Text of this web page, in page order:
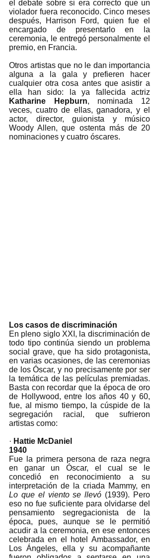
el debate sobre si era correcto que un
violador fuera reconocido. Cinco meses
después, Harrison Ford, quien fue el
encargado de presentarlo en la
ceremonia, le entregó personalmente el
premio, en Francia.
Otros artistas que no le dan importancia
alguna a la gala y prefieren hacer
cualquier otra cosa antes que asistir a
Katharine Hepburn, nominada 12
veces, cuatro de ellas, ganadora, y el
actor, director, guionista y músico
Woody Allen, que ostenta más de 20
nominaciones y cuatro óscares.
Los casos de discriminación
En pleno siglo XXI, la discriminación de
todo tipo continúa siendo un problema
social grave, que ha sido protagonista,
en varias ocasiones, de las ceremonias
de los Óscar, y no precisamente por ser
la temática de las películas premiadas.
Basta con recordar que la época de oro
de Hollywood, entre los años 40 y 60,
fue, al mismo tiempo, la cúspide de la
segregación racial, que sufrieron
artistas como:
· Hattie McDaniel
1940
Fue la primera persona de raza negra
en ganar un Óscar, el cual se le
concedió en reconocimiento a su
Lo que el viento se llevó (1939). Pero
eso no fue suficiente para olvidarse del
pensamiento segregacionista de la
época, pues, aunque se le permitió
acudir a la ceremonia, en ese entonces
celebrada en el hotel Ambassador, en
Los Ángeles, ella y su acompañante